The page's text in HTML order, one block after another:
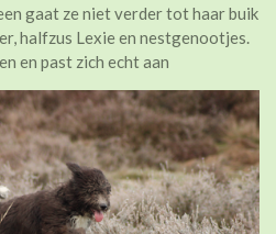
gaat ze niet verder tot haar buik
halfzus Lexie en nestgenootjes.
en past zich echt aan